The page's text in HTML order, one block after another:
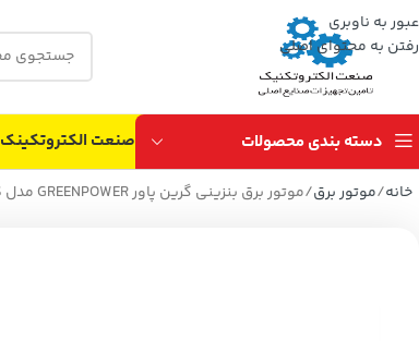
عبور به ناوبری
رفتن به محتوای اصلی
دسته بندی محصولات صنعت الکتروتکینک
خانه موتور برق موتور برق بنزینی گرین پاور GREENPOWER مدل GR4500-ES توان حداکثر 3500 وات